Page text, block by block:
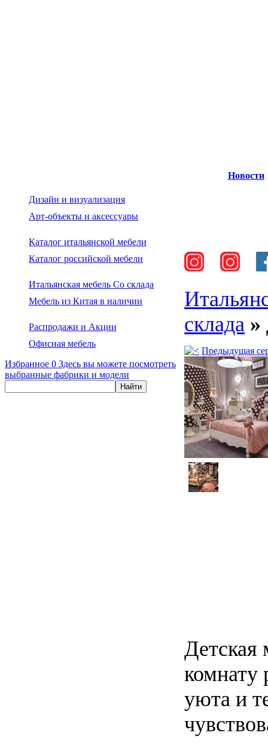
Дизайн и визуализация
Арт-объекты и аксессуары
Каталог итальянской мебели
Каталог российской мебели
Итальянская мебель Со склада
Мебель из Китая в наличии
Распродажи и Акции
Офисная мебель
Избранное 0 Здесь вы можете посмотреть
выбранные фабрики и модели
Новости
склада »
Предыдущая
Детская
комнату
уюта и